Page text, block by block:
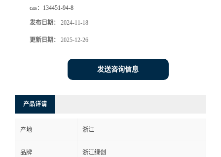
cas： 134451-94-8
发布日期： 2024-11-18
更新日期： 2025-12-26
发送咨询信息
产品详请
产地 浙江
品牌 浙江绿创